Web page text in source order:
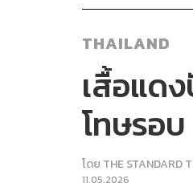
THAILAND
เสื้อแด
โทษรอ
โดย THE STANDARD
11.05.2026